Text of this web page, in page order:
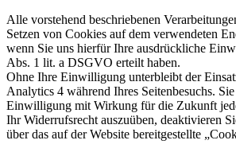
Alle vorstehend beschriebenen
Setzen von Cookies auf dem verwendeten
wenn Sie uns hierfür Ihre ausdrückliche
Abs. 1 lit. a DSGVO erteilt haben.
Ohne Ihre Einwilligung unterbleibt der
Analytics 4 während Ihres Seitenbesuchs.
Einwilligung mit Wirkung für die Zukunft
Ihr Widerrufsrecht auszuüben, deaktivieren
über das auf der Website bereitgestellte